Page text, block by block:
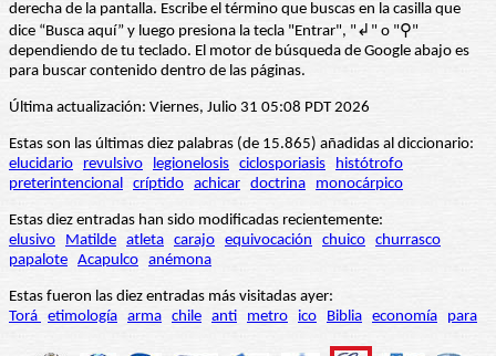
derecha de la pantalla. Escribe el término que buscas en la casilla que
dice “Busca aquí” y luego presiona la tecla "Entrar", "↲" o "⚲"
dependiendo de tu teclado. El motor de búsqueda de Google abajo es
para buscar contenido dentro de las páginas.
Última actualización: Viernes, Julio 31 05:08 PDT 2026
Estas son las últimas diez palabras (de 15.865) añadidas al diccionario:
elucidario
revulsivo legionelosis ciclosporiasis
histótrofo
preterintencional críptido achicar doctrina monocárpico
Estas diez entradas han sido modificadas recientemente:
elusivo
Matilde atleta carajo equivocación chuico churrasco
papalote Acapulco anémona
Estas fueron las diez entradas más visitadas ayer:
Torá etimología arma chile anti metro ico Biblia economía para